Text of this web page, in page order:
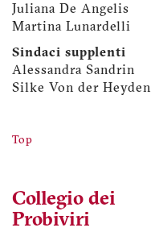
Juliana De Angelis
Martina Lunardelli
Sindaci supplenti
Alessandra Sandrin
Silke Von der Heyden
Top
Collegio dei
Probiviri